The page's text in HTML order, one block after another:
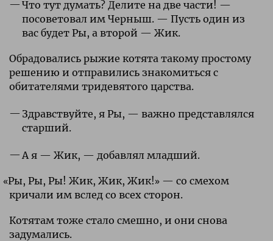
Что тут думать? Делите на две части! —
посоветовал им Черныш. — Пусть один из
вас будет Ры, а второй — Жик.
Обрадовались рыжие котята такому простому
решению и отправились знакомиться с
обитателями тридевятого царства.
Здравствуйте, я Ры, — важно представлялся
старший.
А я — Жик, — добавлял младший.
«Ры, Ры, Ры! Жик, Жик, Жик!» — со смехом
кричали им вслед со всех сторон.
Котятам тоже стало смешно, и они снова
задумались.